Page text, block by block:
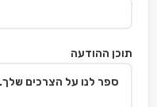
תוכן ההודעה